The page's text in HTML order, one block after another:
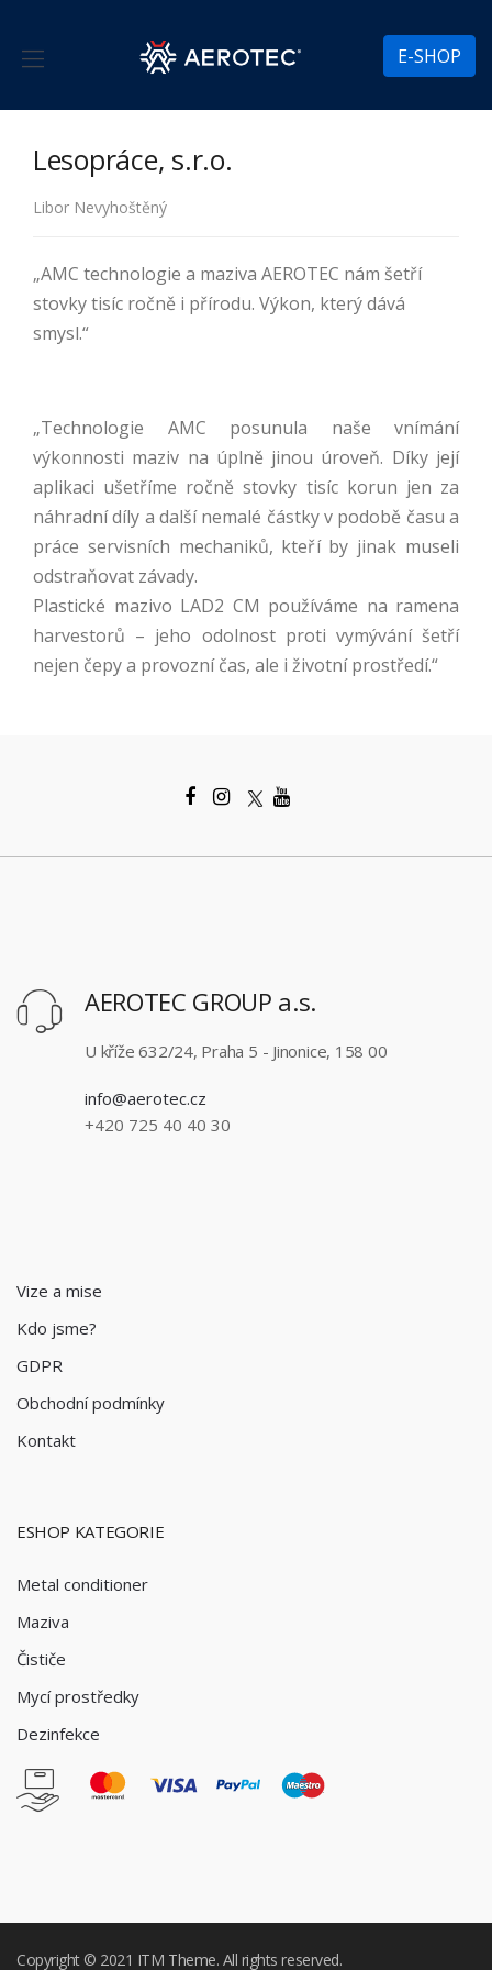
E-SHOP
Lesopráce, s.r.o.
Libor Nevyhoštěný
„AMC technologie a maziva AEROTEC nám šetří
stovky tisíc ročně i přírodu. Výkon, který dává
smysl.“
„Technologie AMC posunula naše vnímání
výkonnosti maziv na úplně jinou úroveň. Díky její
aplikaci ušetříme ročně stovky tisíc korun jen za
náhradní díly a další nemalé částky v podobě času a
práce servisních mechaniků, kteří by jinak museli
odstraňovat závady.
Plastické mazivo LAD2 CM používáme na ramena
harvestorů – jeho odolnost proti vymýváníšetří
nejen čepy a provozní čas, ale i životní prostředí.“
AEROTEC GROUP a.s.
U kříže 632/24, Praha 5 - Jinonice, 158 00
info@aerotec.cz
+420 725 40 40 30
Vize a mise
Kdo jsme?
GDPR
Obchodní podmínky
Kontakt
ESHOP KATEGORIE
Metal conditioner
Maziva
Čističe
Mycí prostředky
Dezinfekce
Copyright © 2021 ITM Theme. All rights reserved.